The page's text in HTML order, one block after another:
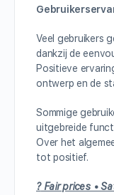
Veel gebruikers
dankzij de
Positieve
ontwerp en de
Sommige
uitgebreide
Over het
tot positief.
?Fair prices •